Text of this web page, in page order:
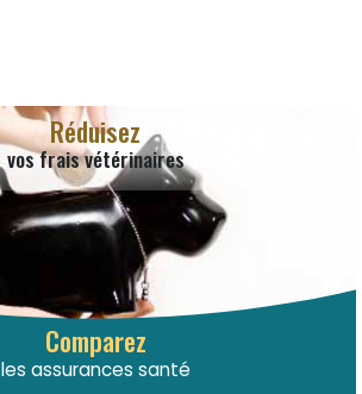
Réduisez
vos frais vétérinaires
Comparez
les assurances santé